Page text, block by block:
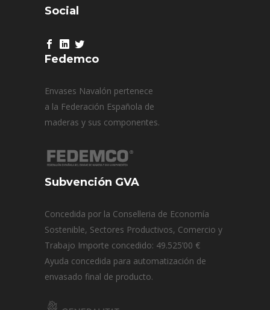
Social
Fedemco
Envases Navalón pertenece
a la Federación Española de
maderas y sus componentes.
Subvención GVA
Concedida por la Conselleria de Economía
Sostenible, Sectores Productivos, Comercio y
Trabajo Importe concedido: 49.525’00 €
Ayuda concedida para automatización de
envasado final de producto.